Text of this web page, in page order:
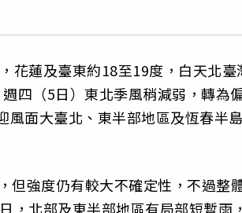
花蓮及臺東約18至19度，白天北臺
四（5日）東北季風稍減弱，轉為
風面大臺北、東半部地區及恆春半
但強度仍有較大不確定性，不過整
，北部及東半部地區有局部短暫雨